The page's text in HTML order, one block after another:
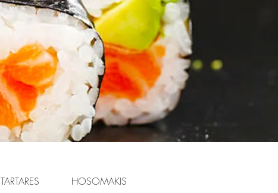
TARTARES HOSOMAKIS